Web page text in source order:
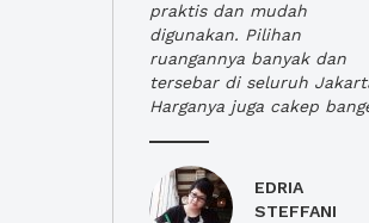
praktis dan mudah
digunakan. Pilihan
ruangannya banyak dan
tersebar di seluruh
Harganya juga cakep
EDRIA
STEFFANI